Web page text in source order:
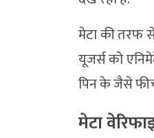
मेटा की तरफ
यूजर्स को
पिन के जैसे
मेटा